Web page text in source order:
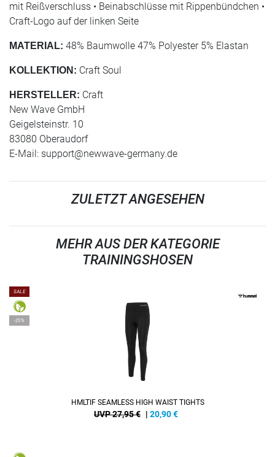
mit Reißverschluss • Beinabschlüsse mit Rippenbündchen •
Craft-Logo auf der linken Seite
MATERIAL: 48% Baumwolle 47% Polyester 5% Elastan
KOLLEKTION: Craft Soul
HERSTELLER: Craft
New Wave GmbH
Geigelsteinstr. 10
83080 Oberaudorf
E-Mail: support@newwave-germany.de
ZULETZT ANGESEHEN
MEHR AUS DER KATEGORIE
TRAININGSHOSEN
SALE
-25%
HMLTIF SEAMLESS HIGH WAIST TIGHTS
UVP 27,95 € | 20,90€